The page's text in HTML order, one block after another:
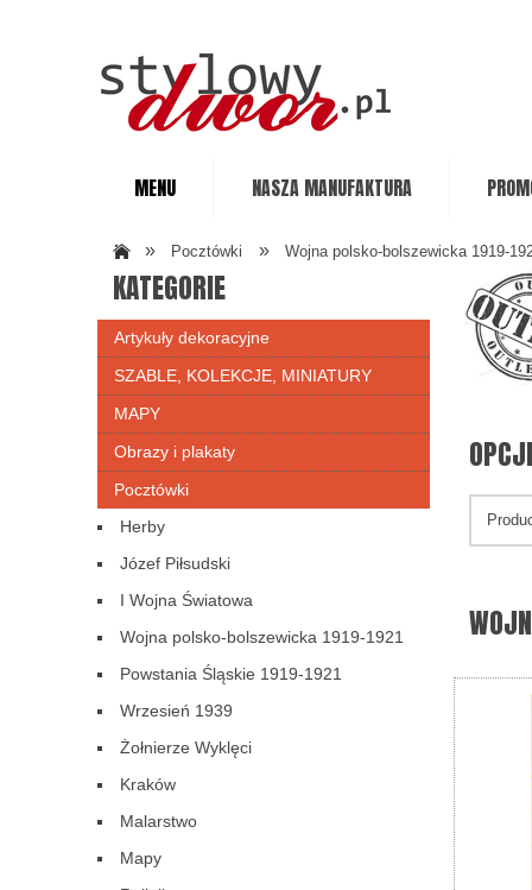
MENU NASZA MANUFAKTURA
» Pocztówki » Wojna polsko-bolszewicka 1919-
KATEGORIE
Artykuły dekoracyjne
SZABLE, KOLEKCJE, MINIATURY
MAPY
Obrazy i plakaty
Pocztówki
Herby
Józef Piłsudski
I Wojna Światowa
Wojna polsko-bolszewicka 1919-1921
Powstania Śląskie 1919-1921
Wrzesień 1939
Żołnierze Wyklęci
Kraków
Malarstwo
Mapy